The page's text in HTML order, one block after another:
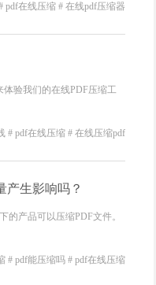
pdf在线压缩 # 在线pdf压缩器
验我们的在线PDF压缩工
# pdf在线压缩 # 在线压缩pdf
产生影响吗？
产品可以压缩PDF文件。
# pdf能压缩吗 # pdf在线压缩